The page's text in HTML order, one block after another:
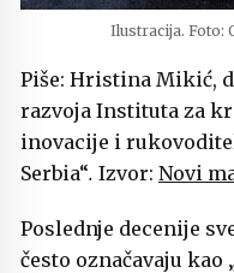
Ilustracija. Foto:
Piše: Hristina Mikić,
razvoja Instituta za
inovacije i
Serbia“. Izvor: Novi
Poslednje decenije
često označavaju kao